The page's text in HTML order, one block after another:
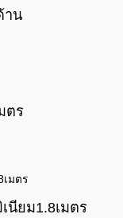
าน
ตร
นียม1.8เมตร